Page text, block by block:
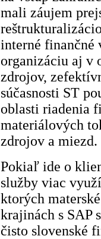
mali záujem
interné
organizáciu aj v
zdrojov,
súčasnosti ST
oblasti riadenia
materiálových
zdrojov a miezd.
Pokiaľ ide o
služby viac
ktorých
krajinách s SAP
čisto slovenské